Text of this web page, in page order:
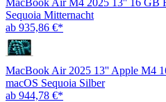
Sequoia Mitternacht
ab 935,86 €*
MacBook Air 2025 13'' Apple M4
macOS Sequoia Silber
ab 944,78 €*